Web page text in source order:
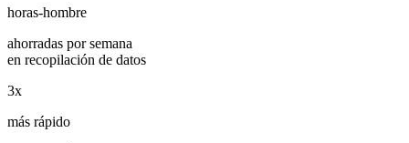
horas-hombre
ahorradas por semana
en recopilación de datos
3x
más rápido